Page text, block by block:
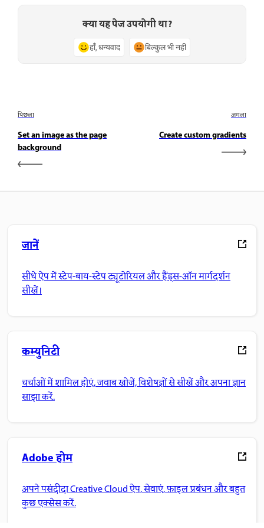
क्या यह पेज उपयोगी था?
हाँ, धन्यवाद बिल्कुल भी नहीं
पिछला
Set an image as the page
background
अगला
Create custom gradients
जानें
सीधे ऐप में स्टेप-बाय-स्टेप ट्यूटोरियल और हैंड्स-ऑन मार्गदर्शन
सीखें।
कम्युनिटी
चर्चाओं में शामिल होएं, जवाब खोजें, विशेषज्ञों से सीखें और अपना ज्ञान
साझा करें.
Adobe होम
अपने पसंदीदा Creative Cloud ऐप, सेवाएं, फ़ाइल प्रबंधन और बहुत
कुछ एक्सेस करें.